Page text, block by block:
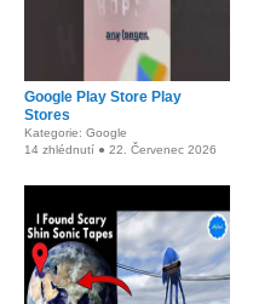
Google Play Store Play
Stores
Kategorie: Google
14 zhlédnutí ● 22. Červenec 2026